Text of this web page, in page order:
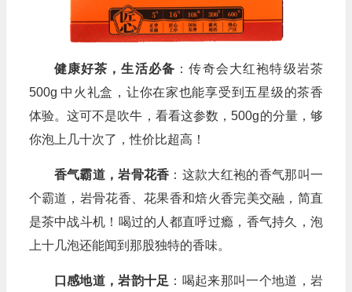
健康好茶，生活必备 ：传奇会大红袍特级岩茶
500g 中火礼盒，让你在家也能享受到五星级的茶香
体验。这可不是吹牛，看看这参数，500g的分量，够
你泡上几十次了，性价比超高！
香气霸道，岩骨花香 ：这款大红袍的香气那叫一
个霸道，岩骨花香、花果香和焙火香完美交融，简直
是茶中战斗机！喝过的人都直呼过瘾，香气持久，泡
上十几泡还能闻到那股独特的香味。
口感地道，岩韵十足 ：喝起来那叫一个地道，岩